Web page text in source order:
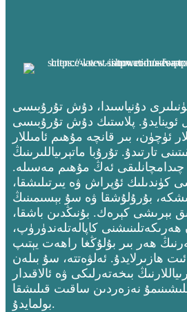
دۇنياسىدا، دۇش تۇرۇبىسى
ئوينايدۇ. پلاستىك دۇش تۇرۇبىسى
ئۈچۈن، بىر قانچە مۇھىم ئامىللار
تارتىدۇ. تۇرۇبا ماتېرىياللىرىنىڭ
چىدامچانلىقى ئەڭ مۇھىم مەسىلە.
كۈندىلىك ئۇپراش ۋە يىرتىلىشقا،
بۇرۇلۇشقا ۋە سۇ بېسىمىنىڭ
بېرىشى كېرەك. بۇنىڭدىن باشقا،
كاپالەتلەندۈرۈپ،
ھەر بىر بۇلۇڭغا راھەت يېتىپ
ھازىرلايدۇ. ئەلۋەتتە، سۇ بىلەن
بىخەتەرلىكى ۋە ئالاقىدار
نەزەردىن ساقىت قىلىشقا
بولمايدۇ.